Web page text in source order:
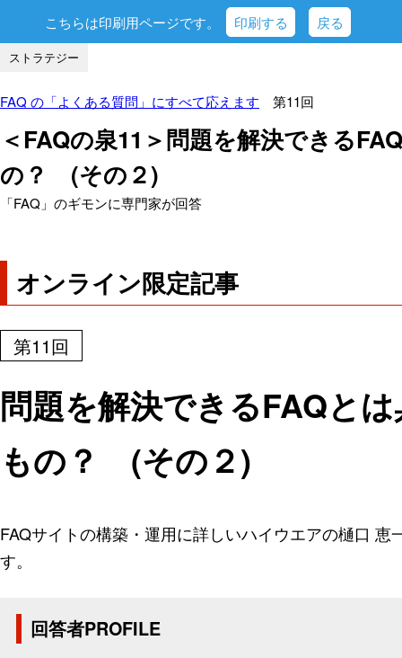
こちらは印刷用ページです。 印刷する 戻る
ストラテジー
FAQ の「よくある質問」にすべて応えます 第11回
＜FAQの泉11＞問題を解決できる
の？ (その２)
「FAQ」のギモンに専門家が回答
オンライン限定記事
第11回
問題を解決できるFAQと
もの？ (その２)
FAQサイトの構築・運用に詳しいハイウエアの樋口
す。
回答者PROFILE